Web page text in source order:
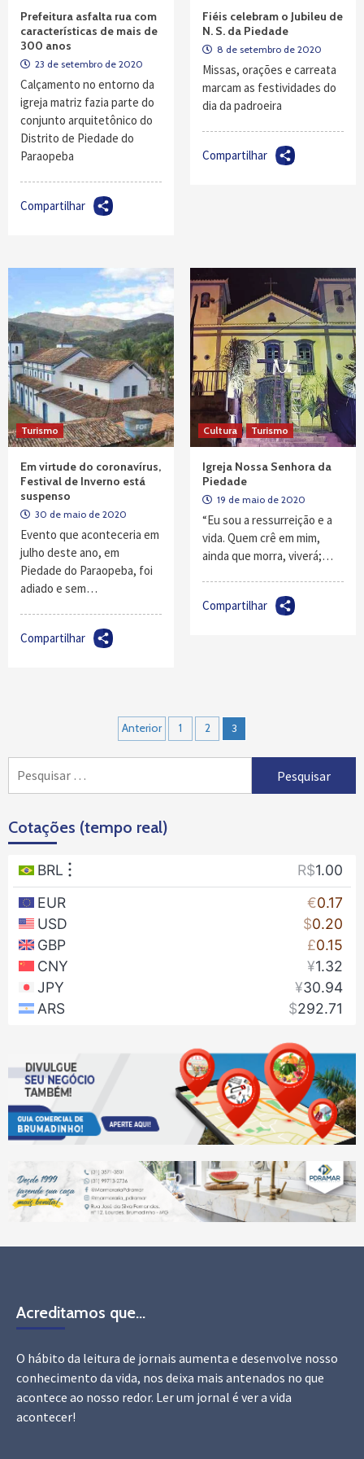
Prefeitura asfalta rua com
características de mais de
300 anos
23 de setembro de 2020
Calçamento no entorno da
igreja matriz fazia parte do
conjunto arquitetônico do
Distrito de Piedade do
Paraopeba
Compartilhar
Fiéis celebram o Jubileu de
N. S. da Piedade
8 de setembro de 2020
Missas, orações e carreata
marcam as festividades do
dia da padroeira
Compartilhar
Turismo
Em virtude do coronavírus,
Festival de Inverno está
suspenso
30 de maio de 2020
Evento que aconteceria em
julho deste ano, em
Piedade do Paraopeba, foi
adiado e sem…
Compartilhar
Cultura Turismo
Igreja Nossa Senhora da
Piedade
19 de maio de 2020
“Eu sou a ressurreição e a
vida. Quem crê em mim,
ainda que morra, viverá;…
Compartilhar
Navegação
por
Anterior 1 2 3
Cotações (tempo real)
Acreditamos que…
O hábito da leitura de jornais aumenta e desenvolve nosso
conhecimento da vida, nos deixa mais antenados no que
acontece ao nosso redor. Ler um jornal é ver a vida
acontecer!